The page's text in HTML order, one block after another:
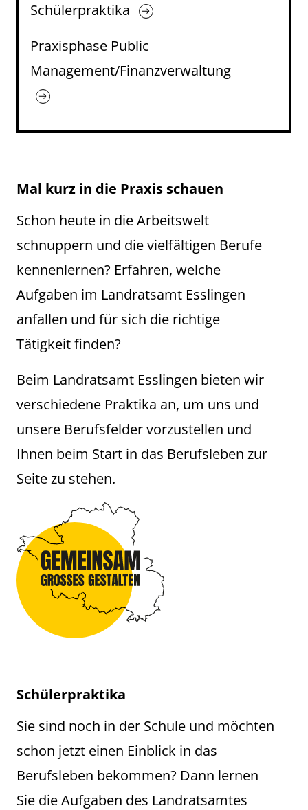
Schülerpraktika
Praxisphase Public
Management/Finanzverwaltung
Mal kurz in die Praxis schauen
Schon heute in die Arbeitswelt
schnuppern und die vielfältigen Berufe
kennenlernen? Erfahren, welche
Aufgaben im Landratsamt Esslingen
anfallen und für sich die richtige
Tätigkeit finden?
Beim Landratsamt Esslingen bieten wir
verschiedene Praktika an, um uns und
unsere Berufsfelder vorzustellen und
Ihnen beim Start in das Berufsleben zur
Seite zu stehen.
Schülerpraktika
Sie sind noch in der Schule und möchten
schon jetzt einen Einblick in das
Berufsleben bekommen? Dann lernen
Sie die Aufgaben des Landratsamtes